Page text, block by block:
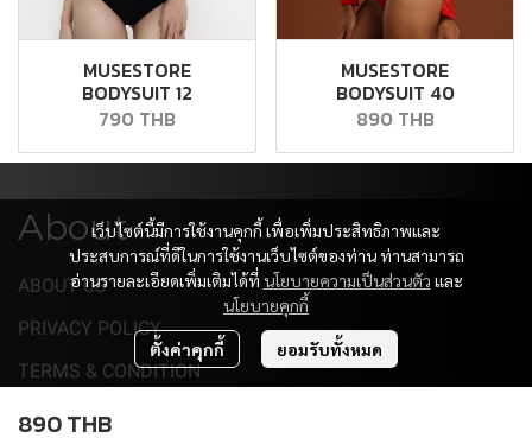
MUSESTORE
BODYSUIT 12
790 THB
MUSESTORE
BODYSUIT 40
890 THB
890 THB
เว็บไซต์นี้มีการใช้งานคุกกี้ เพื่อเพิ่มประสิทธิภาพและ
ประสบการณ์ที่ดีในการใช้งานเว็บไซต์ของท่าน ท่านสามารถ
อ่านรายละเอียดเพิ่มเติมได้ที่ นโยบายความเป็นส่วนตัว และ
นโยบายคุกกี้
ตั้งค่าคุกกี้ ยอมรับทั้งหมด
About
ABOUT US
PRIVACY POLICY
TERMS & CONDITION
Support